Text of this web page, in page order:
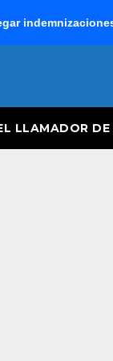
LLAMADOR